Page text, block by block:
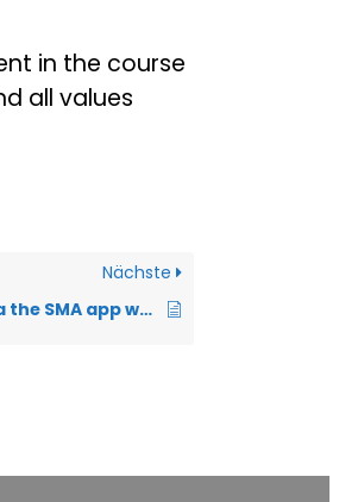
in the course
all values
Nächste
How does the medication supply via the SMA app work?